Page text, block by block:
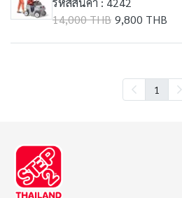
14,000 THB 9,800 THB
1